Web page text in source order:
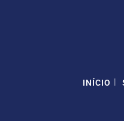
INÍCIO |